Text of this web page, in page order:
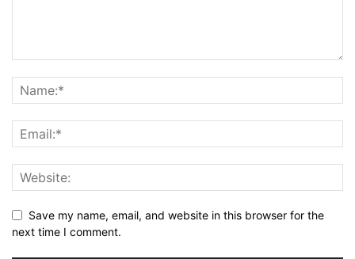
Save my name, email, and website in this browser for the
next time I comment.